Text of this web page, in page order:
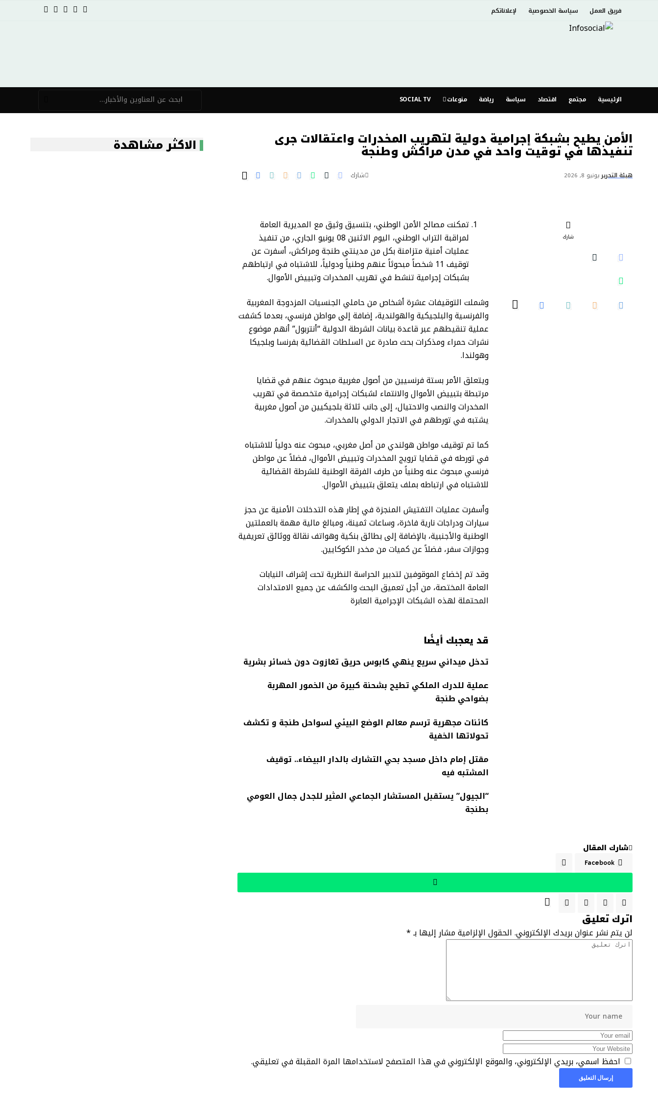
فريق العمل سياسة الخصوصية لإعلاناتكم
الرئيسية مجتمع اقتصاد سياسة رياضة منوعات SOCIAL TV
الأمن يطيح بشبكة إجرامية دولية لتهريب المخدرات واعتقالات جرى
تنفيذها في توقيت واحد في مدن مراكش وطنجة
هيئة التحرير يونيو 8, 2026 شارك
شارك
تمكنت مصالح الأمن الوطني، بتنسيق وثيق مع المديرية العامة
لمراقبة التراب الوطني، اليوم الاثنين 08 يونيو الجاري، من تنفيذ
عمليات أمنية متزامنة بكل من مدينتي طنجة ومراكش، أسفرت عن
توقيف 11 شخصاً مبحوثاً عنهم وطنياً ودولياً، للاشتباه في ارتباطهم
بشبكات إجرامية تنشط في تهريب المخدرات وتبييض الأموال.
وشملت التوقيفات عشرة أشخاص من حاملي الجنسيات المزدوجة المغربية
والفرنسية والبلجيكية والهولندية، إضافة إلى مواطن فرنسي، بعدما كشفت
عملية تنقيطهم عبر قاعدة بيانات الشرطة الدولية “أنتربول” أنهم موضوع
نشرات حمراء ومذكرات بحث صادرة عن السلطات القضائية بفرنسا وبلجيكا
وهولندا.
ويتعلق الأمر بستة فرنسيين من أصول مغربية مبحوث عنهم في قضايا
مرتبطة بتبييض الأموال والانتماء لشبكات إجرامية متخصصة في تهريب
المخدرات والنصب والاحتيال، إلى جانب ثلاثة بلجيكيين من أصول مغربية
يشتبه في تورطهم في الاتجار الدولي بالمخدرات.
كما تم توقيف مواطن هولندي من أصل مغربي، مبحوث عنه دولياً للاشتباه
في تورطه في قضايا ترويج المخدرات وتبييض الأموال، فضلاً عن مواطن
فرنسي مبحوث عنه وطنياً من طرف الفرقة الوطنية للشرطة القضائية
للاشتباه في ارتباطه بملف يتعلق بتبييض الأموال.
وأسفرت عمليات التفتيش المنجزة في إطار هذه التدخلات الأمنية عن حجز
سيارات ودراجات نارية فاخرة، وساعات ثمينة، ومبالغ مالية مهمة بالعملتين
الوطنية والأجنبية، بالإضافة إلى بطائق بنكية وهواتف نقالة ووثائق تعريفية
وجوازات سفر، فضلاً عن كميات من مخدر الكوكايين.
وقد تم إخضاع الموقوفين لتدبير الحراسة النظرية تحت إشراف النيابات
العامة المختصة، من أجل تعميق البحث والكشف عن جميع الامتدادات
المحتملة لهذه الشبكات الإجرامية العابرة
قد يعجبك أيضًا
تدخل ميداني سريع ينهي كابوس حريق تغازوت دون خسائر بشرية
عملية للدرك الملكي تطيح بشحنة كبيرة من الخمور المهربة
بضواحي طنجة
كائنات مجهرية ترسم معالم الوضع البيئي لسواحل طنجة و تكشف
تحولاتها الخفية
مقتل إمام داخل مسجد بحي التشارك بالدار البيضاء.. توقيف
المشتبه فيه
“الجيول” يستقبل المستشار الجماعي المثير للجدل جمال العومي
بطنجة
شارك المقال
Facebook
اترك تعليق
لن يتم نشر عنوان بريدك الإلكتروني.الحقول الإلزامية مشار إليها بـ*
احفظ اسمي، بريدي الإلكتروني، والموقع الإلكتروني في هذا المتصفح لاستخدامها المرة المقبلة في تعليقي.
الاكثر مشاهدة